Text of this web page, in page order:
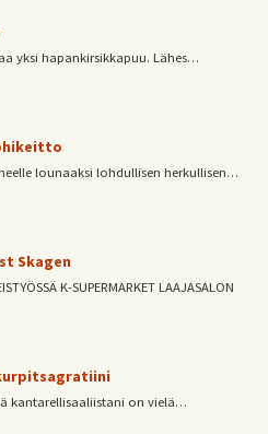
yksi hapankirsikkapuu. Lähes…
lounaaksi lohdullisen herkullisen…
Skagen
K-SUPERMARKET LAAJASALON
kantarellisaaliistani on vielä…